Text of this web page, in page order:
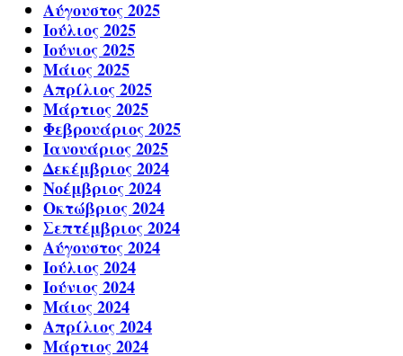
Αύγουστος 2025
Ιούλιος 2025
Ιούνιος 2025
Μάιος 2025
Απρίλιος 2025
Μάρτιος 2025
Φεβρουάριος 2025
Ιανουάριος 2025
Δεκέμβριος 2024
Νοέμβριος 2024
Οκτώβριος 2024
Σεπτέμβριος 2024
Αύγουστος 2024
Ιούλιος 2024
Ιούνιος 2024
Μάιος 2024
Απρίλιος 2024
Μάρτιος 2024